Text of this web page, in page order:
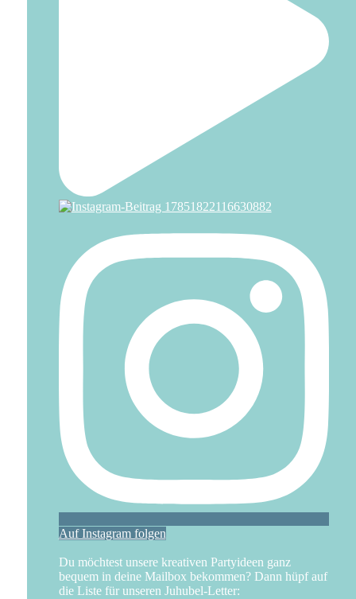
Auf Instagram folgen
Du möchtest unsere kreativen Partyideen ganz
bequem in deine Mailbox bekommen? Dann hüpf auf
die Liste für unseren Juhubel-Letter: